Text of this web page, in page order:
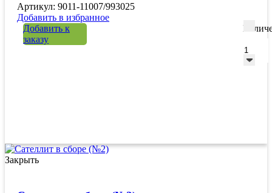
Артикул: 9011-11007/993025
Добавить в избранное
Добавить к
заказу
Закрыть